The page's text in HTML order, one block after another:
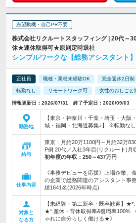
志望動機・自己PR不要
株式会社リクルートスタッフィング | 20代～
休★連休取得可★原則定時退社
シンプルワークな【総務アシスタント
正社員 職種・業種未経験OK 完全週休2日制
転勤なし リモートワーク可 女性のおしごと
情報更新日：2026/07/31 終了予定日：2026/09/03
勤務地
【東京・神奈川・千葉・埼玉・大阪
城・福岡・北海道募集♪】 ※転勤な
給与
東京：月給20万1100円～月給32万
P例 20代／入社3年目(リクルート)月
初年度の年収： 250～437万円
仕事内容
《事務デビューを応援》上場企業、
の企業で総務関連のアシスタント事
績1641名(2026年時点)
対象と
なる方
【未経験・第二新卒・既卒歓迎】★*.
★*.産休・育休取得率&復職率100%
ゃれに自分らしく働ける★》